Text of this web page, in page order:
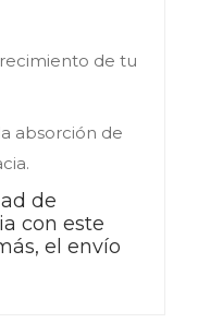
de tu
absorción de
de
con este
el envío